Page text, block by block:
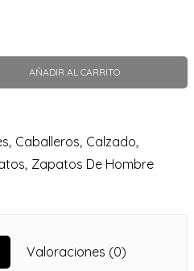
AÑADIR AL CARRITO
, Caballeros, Calzado,
, Zapatos De Hombre
Valoraciones (0)